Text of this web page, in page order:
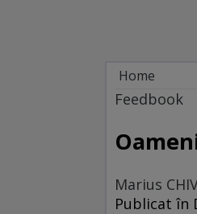
Home
La zi în cultură
Feedbook
Marius
Publicat în